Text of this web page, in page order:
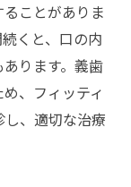
ことがありま
くと、口の内
ります。義歯
、フィッティ
、適切な治療